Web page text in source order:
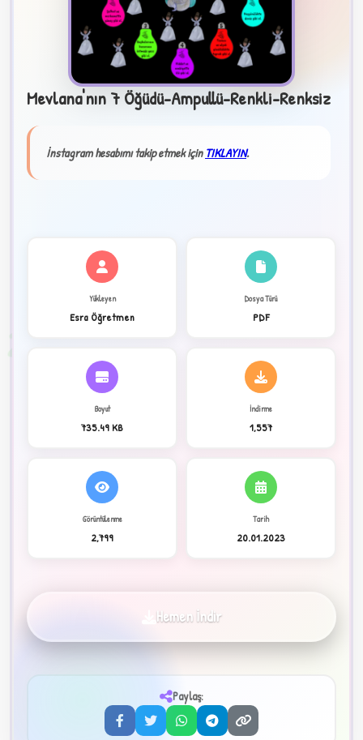
Mevlana'nın 7 Öğüdü-Ampullü-Renkli-Renksiz
İnstagram hesabımı takip etmek içinTIKLAYIN.
Yükleyen
Esra Öğretmen
Dosya Türü
PDF
Boyut
735.49 KB
İndirme
1,557
Görüntülenme
2,799
Tarih
20.01.2023
Hemen İndir
Paylaş:
B